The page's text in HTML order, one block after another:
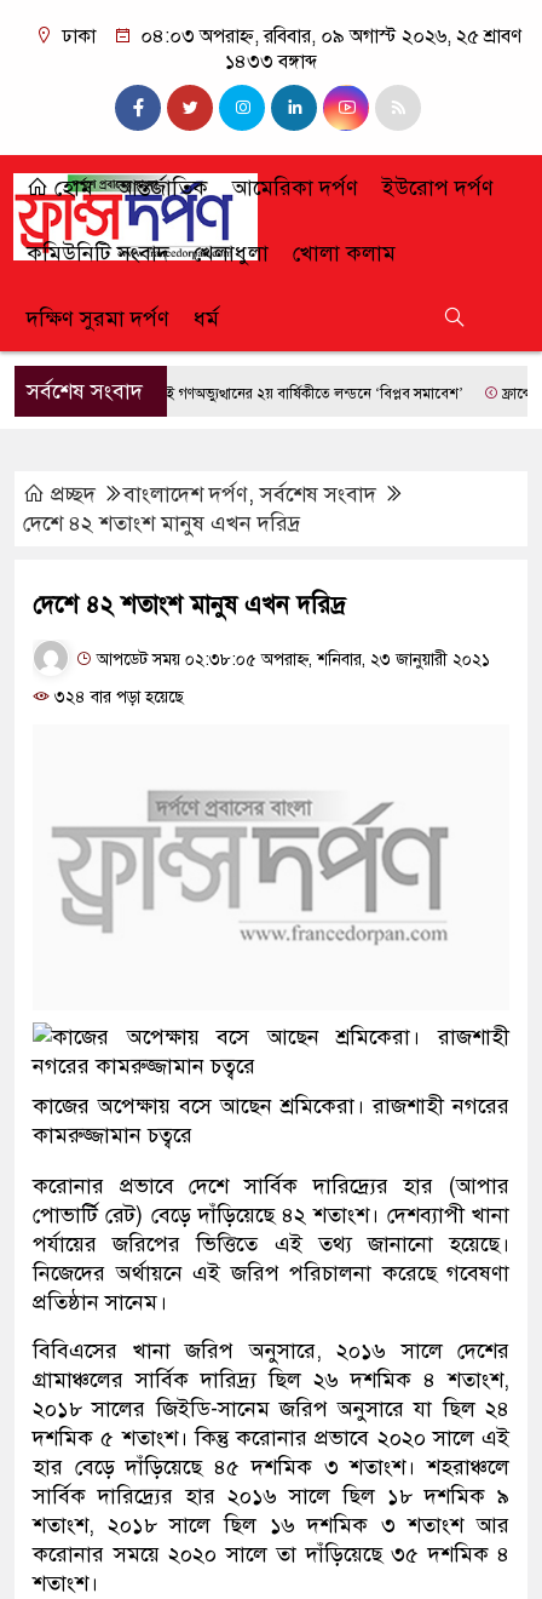
ঢাকা
০৪:০৩ অপরাহ্ন, রবিবার, ০৯ অগাস্ট ২০২৬, ২৫ শ্রাবণ
১৪৩৩ বঙ্গাব্দ
হোম আন্তর্জাতিক আমেরিকা দর্পণ ইউরোপ দর্পণ
কমিউনিটি সংবাদ খেলাধুলা খোলা কলাম
দক্ষিণ সুরমা দর্পণ ধর্ম
সর্বশেষ সংবাদজুলাই গণঅভ্যুত্থানের ২য় বার্ষিকীতে লন্ডনে ‘বিপ্লব সমাবেশ’ ফ্রান্সে
প্রচ্ছদ বাংলাদেশ দর্পণ,সর্বশেষ সংবাদ
দেশে ৪২ শতাংশ মানুষ এখন দরিদ্র
দেশে ৪২ শতাংশ মানুষ এখন দরিদ্র
আপডেট সময় ০২:৩৮:০৫ অপরাহ্ন, শনিবার, ২৩ জানুয়ারী ২০২১
৩২৪ বার পড়া হয়েছে
কাজের অপেক্ষায় বসে আছেন শ্রমিকেরা। রাজশাহী নগরের
কামরুজ্জামান চত্বরে
করোনার প্রভাবে দেশে সার্বিক দারিদ্র্যের হার (আপার
পোভার্টি রেট) বেড়ে দাঁড়িয়েছে ৪২ শতাংশ। দেশব্যাপী খানা
পর্যায়ের জরিপের ভিত্তিতে এই তথ্য জানানো হয়েছে।
নিজেদের অর্থায়নে এই জরিপ পরিচালনা করেছে গবেষণা
প্রতিষ্ঠান সানেম।
বিবিএসের খানা জরিপ অনুসারে, ২০১৬ সালে দেশের
গ্রামাঞ্চলের সার্বিক দারিদ্র্য ছিল ২৬ দশমিক ৪ শতাংশ,
২০১৮ সালের জিইডি-সানেম জরিপ অনুসারে যা ছিল ২৪
দশমিক ৫ শতাংশ। কিন্তু করোনার প্রভাবে ২০২০ সালে এই
হার বেড়ে দাঁড়িয়েছে ৪৫ দশমিক ৩ শতাংশ। শহরাঞ্চলে
সার্বিক দারিদ্র্যের হার ২০১৬ সালে ছিল ১৮ দশমিক ৯
শতাংশ, ২০১৮ সালে ছিল ১৬ দশমিক ৩ শতাংশ আর
করোনার সময়ে ২০২০ সালে তা দাঁড়িয়েছে ৩৫ দশমিক ৪
শতাংশ।